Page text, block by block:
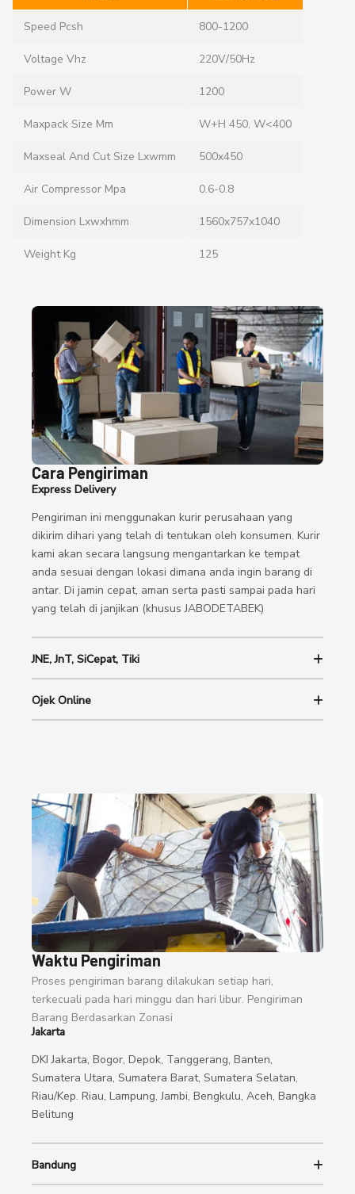
Speed Pcsh 800-1200
Voltage Vhz 220V/50Hz
Power W 1200
Maxpack Size Mm W+H 450, W<400
Maxseal And Cut Size Lxwmm 500x450
Air Compressor Mpa 0.6-0.8
Dimension Lxwxhmm 1560x757x1040
Weight Kg 125
Cara Pengiriman
Express Delivery
Pengiriman ini menggunakan kurir perusahaan yang
dikirim dihari yang telah di tentukan oleh konsumen. Kurir
kami akan secara langsung mengantarkan ke tempat
anda sesuai dengan lokasi dimana anda ingin barang di
antar. Di jamin cepat, aman serta pasti sampai pada hari
yang telah di janjikan (khusus JABODETABEK)
JNE, JnT, SiCepat, Tiki
Ojek Online
Waktu Pengiriman
Proses pengiriman barang dilakukan setiap hari,
terkecuali pada hari minggu dan hari libur. Pengiriman
Barang Berdasarkan Zonasi
Jakarta
DKI Jakarta, Bogor, Depok, Tanggerang, Banten,
Sumatera Utara, Sumatera Barat, Sumatera Selatan,
Riau/Kep. Riau, Lampung, Jambi, Bengkulu, Aceh, Bangka
Belitung
Bandung